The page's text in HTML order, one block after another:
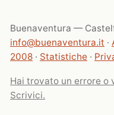
Buenaventura —
info@buenaventura.it ·
2008 · Statistiche ·
Hai trovato un errore o
Scrivici.